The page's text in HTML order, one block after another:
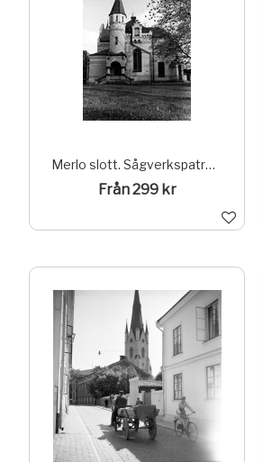
Merlo slott. Sågverkspatronen Fredrik Bunsow uppförde 1884 en sommarvilla Merlo i medeltidsromantisk stil som ritades av arkitekten Gustaf Isac Clason. Park och ekonomibyggnad.Området utgör delmiljö av sågverkssamhället Skönvik i Sundsvalls kommun.; (Ur Riksintressen Y-län register)
Från 299 kr